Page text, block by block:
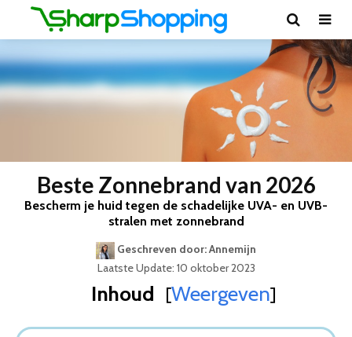
Beste Zonnebrand van 2026
Bescherm je huid tegen de schadelijke UVA- en UVB-
stralen met zonnebrand
Geschreven door: Annemijn
Laatste Update: 10 oktober 2023
Inhoud [Weergeven]